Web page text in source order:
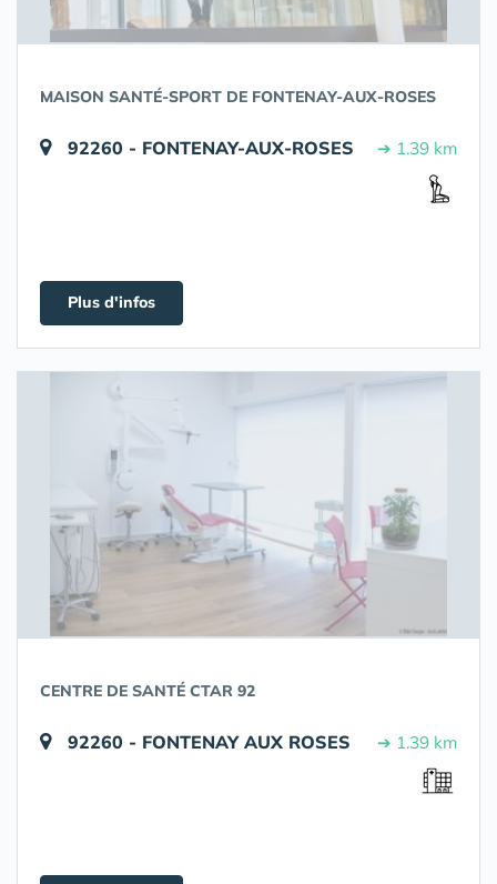
MAISON SANTÉ-SPORT DE FONTENAY-AUX-ROSES
92260 - FONTENAY-AUX-ROSES ➔ 1.39 km
Plus d'infos
CENTRE DE SANTÉ CTAR 92
92260 - FONTENAY AUX ROSES ➔ 1.39 km